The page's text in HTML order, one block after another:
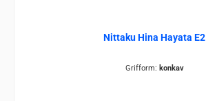
Nittaku Hina Hayata E2
Grifform: konkav